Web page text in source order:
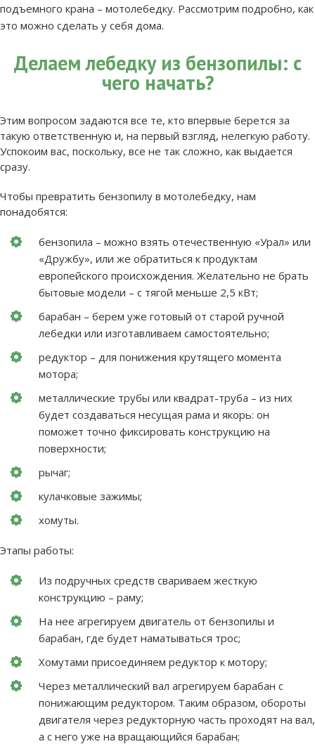
подъемного крана – мотолебедку. Рассмотрим подробно, как
это можно сделать у себя дома.
Делаем лебедку из бензопилы: с
чего начать?
Этим вопросом задаются все те, кто впервые берется за
такую ответственную и, на первый взгляд, нелегкую работу.
Успокоим вас, поскольку, все не так сложно, как выдается
сразу.
Чтобы превратить бензопилу в мотолебедку, нам
понадобятся:
бензопила – можно взять отечественную «Урал» или
«Дружбу», или же обратиться к продуктам
европейского происхождения. Желательно не брать
бытовые модели – с тягой меньше 2,5 кВт;
барабан – берем уже готовый от старой ручной
лебедки или изготавливаем самостоятельно;
редуктор – для понижения крутящего момента
мотора;
металлические трубы или квадрат-труба – из них
будет создаваться несущая рама и якорь: он
поможет точно фиксировать конструкцию на
поверхности;
рычаг;
кулачковые зажимы;
хомуты.
Этапы работы:
Из подручных средств свариваем жесткую
конструкцию – раму;
На нее агрегируем двигатель от бензопилы и
барабан, где будет наматываться трос;
Хомутами присоединяем редуктор к мотору;
Через металлический вал агрегируем барабан с
понижающим редуктором. Таким образом, обороты
двигателя через редукторную часть проходят на вал,
а с него уже на вращающийся барабан;